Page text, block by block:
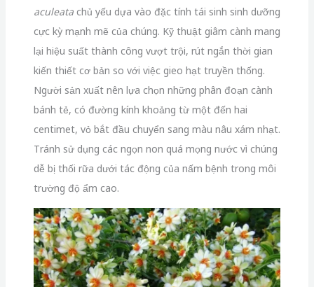
aculeatachủ yếu dựa vào đặc tính tái sinh sinh dưỡng
cực kỳ mạnh mẽ của chúng. Kỹ thuật giâm cành mang
lại hiệu suất thành công vượt trội, rút ngắn thời gian
kiến thiết cơ bản so với việc gieo hạt truyền thống.
Người sản xuất nên lựa chọn những phân đoạn cành
bánh tẻ, có đường kính khoảng từ một đến hai
centimet, vỏ bắt đầu chuyển sang màu nâu xám nhạt.
Tránh sử dụng các ngọn non quá mọng nước vì chúng
dễ bị thối rữa dưới tác động của nấm bệnh trong môi
trường độ ẩm cao.